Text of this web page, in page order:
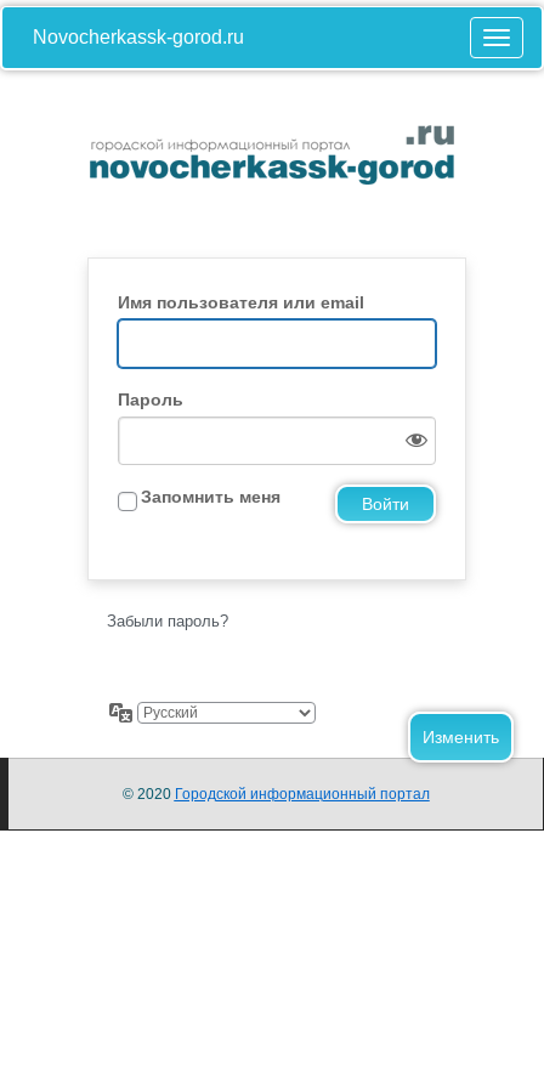
Novocherkassk-gorod.ru
Имя пользователя или email
Пароль
Запомнить меня
Забыли пароль?
© 2020 Городской информационный портал